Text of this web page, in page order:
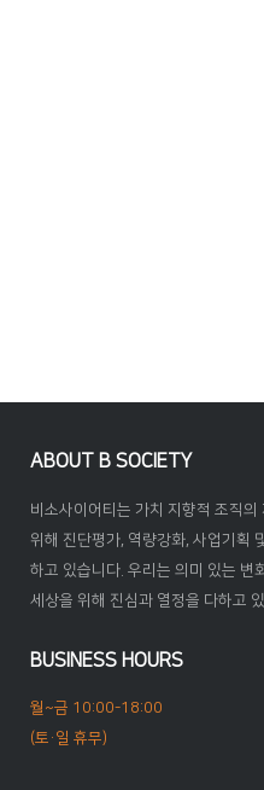
ABOUT B SOCIETY
비소사이어티는 가치 지향적 조직
위해 진단평가, 역량강화, 사업기획
하고 있습니다. 우리는 의미 있는 변
세상을 위해 진심과 열정을 다하고
BUSINESS HOURS
월~금 10:00-18:00
(토·일 휴무)